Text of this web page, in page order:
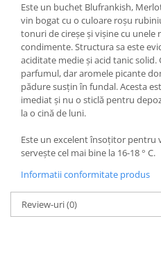
Este un buchet Blufrankish,
vin bogat cu o culoare roșu
tonuri de cireșe și vișine cu unele
condimente. Structura sa este
aciditate medie și acid tanic
parfumul, dar aromele picante
pădure susțin în fundal. Acesta
imediat și nu o sticlă pentru
la o cină de luni.
Este un excelent însoțitor pentru
servește cel mai bine la 16-18 ° C.
Informatii conformitate produs
Review-uri(0)